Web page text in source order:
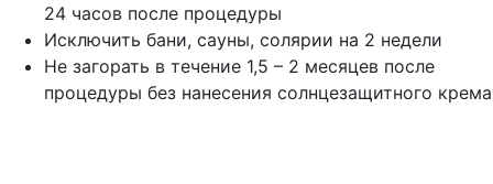
24 часов после процедуры
Исключить бани, сауны, солярии на 2 недели
Не загорать в течение 1,5 – 2 месяцев после
процедуры без нанесения солнцезащитного крема